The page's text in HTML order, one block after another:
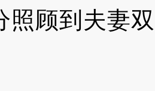
照顾到夫妻